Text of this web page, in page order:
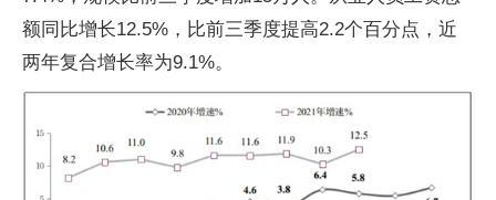
额同比增长12.5%，比前三季度提高2.2个百分点，近
两年复合增长率为9.1%。